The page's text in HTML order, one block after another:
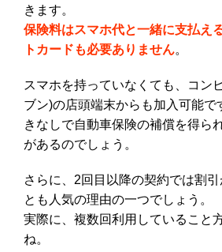
きます。
保険料はスマホ代と一緒に支払え
トカードも必要ありません。
スマホを持っていなくても、コン
ブン)の店頭端末からも加入可能で
きなしで自動車保険の補償を得ら
があるのでしょう。
さらに、2回目以降の契約では割引
とも人気の理由の一つでしょう。
実際に、複数回利用していること
ね。